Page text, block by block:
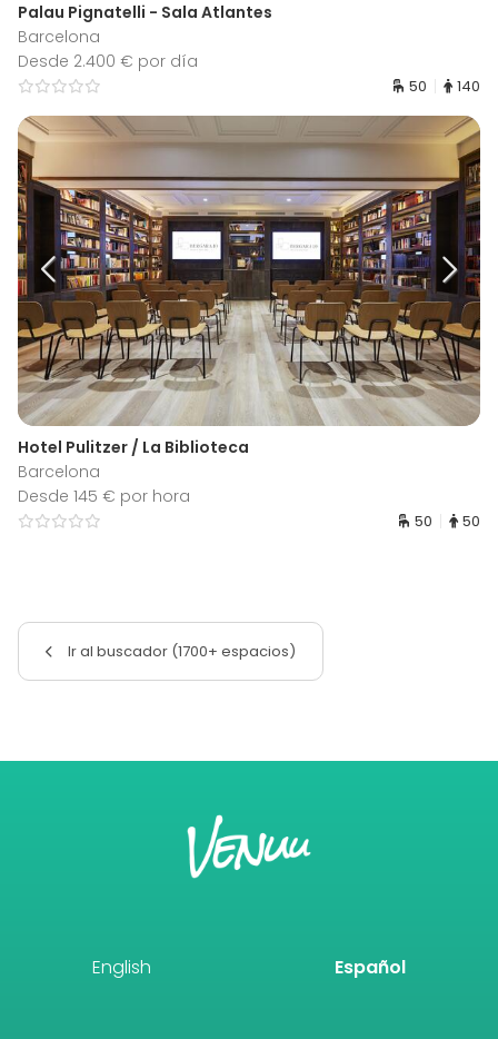
Palau Pignatelli - Sala Atlantes
Barcelona
Desde 2.400 € por día
50 140
Hotel Pulitzer / La Biblioteca
Barcelona
Desde 145 € por hora
50 50
Ir al buscador (1700+ espacios)
English Español